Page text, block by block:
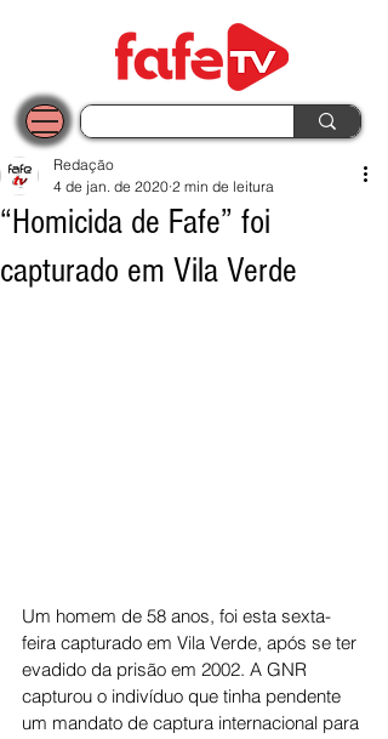
“Homicida de Fafe” foi
capturado em Vila Verde
Redação
4 de jan. de 2020 2 min de leitura
Um homem de 58 anos, foi esta sexta-
feira capturado em Vila Verde, após se ter
evadido da prisão em 2002. A GNR
capturou o indivíduo que tinha pendente
um mandato de captura internacional para